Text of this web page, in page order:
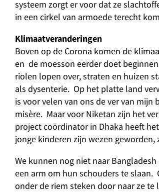
systeem zorgt er voor dat ze
in een cirkel van armoede terecht
Klimaatveranderingen
Boven op de Corona komen de
en de moesson eerder doet
riolen lopen over, straten en huizen
als dysenterie. Op het platte land
is voor velen van ons de ver van
misère. Maar voor Niketan zijn het
project coördinator in Dhaka heeft
jonge kinderen zijn wezen
We kunnen nog niet naar
een arm om hun schouders te slaan.
onder de riem steken door naar ze